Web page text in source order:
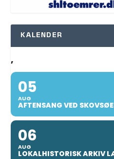
KALENDER
,
05
AUG
AFTENSANG VED
06
AUG
LOKALHISTORISK ARKIV